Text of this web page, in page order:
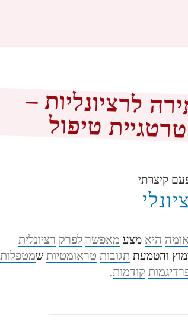
לרציונליות –
טיפול
קיצרתי
היא מצע מאפשר לפרק רציונלית
והטמעת תגובות טראומטיות שמטפלות
קודמות.